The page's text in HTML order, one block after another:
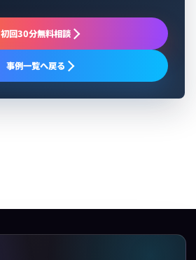
初回30分無料相談
事例一覧へ戻る